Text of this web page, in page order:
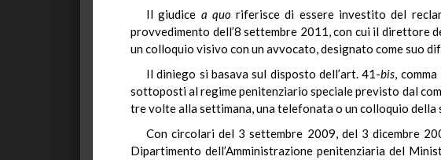
Il giudice a quoriferisce di essere investito del
provvedimento dell’8 settembre 2011, con cui il direttore
un colloquio visivo con un avvocato, designato come suo
Il diniego si basava sul disposto dell’art. 41-bis, comma
sottoposti al regime penitenziario speciale previsto dal
tre volte alla settimana, una telefonata o un colloquio della
Con circolari del 3 settembre 2009, del 3 dicembre
Dipartimento dell’Amministrazione penitenziaria del